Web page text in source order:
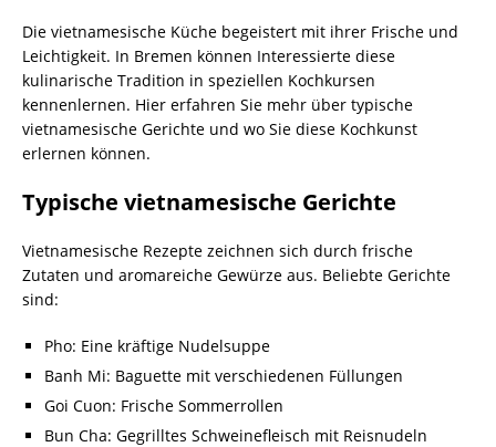
Die vietnamesische Küche begeistert mit ihrer Frische und
Leichtigkeit. In Bremen können Interessierte diese
kulinarische Tradition in speziellen Kochkursen
kennenlernen. Hier erfahren Sie mehr über typische
vietnamesische Gerichte und wo Sie diese Kochkunst
erlernen können.
Typische vietnamesische Gerichte
Vietnamesische Rezepte zeichnen sich durch frische
Zutaten und aromareiche Gewürze aus. Beliebte Gerichte
sind:
Pho: Eine kräftige Nudelsuppe
Banh Mi: Baguette mit verschiedenen Füllungen
Goi Cuon: Frische Sommerrollen
Bun Cha: Gegrilltes Schweinefleisch mit Reisnudeln